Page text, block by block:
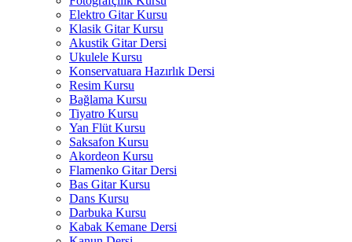
Elektro Gitar Kursu
Klasik Gitar Kursu
Akustik Gitar Dersi
Ukulele Kursu
Konservatuara Hazırlık Dersi
Resim Kursu
Bağlama Kursu
Tiyatro Kursu
Yan Flüt Kursu
Saksafon Kursu
Akordeon Kursu
Flamenko Gitar Dersi
Bas Gitar Kursu
Dans Kursu
Darbuka Kursu
Kabak Kemane Dersi